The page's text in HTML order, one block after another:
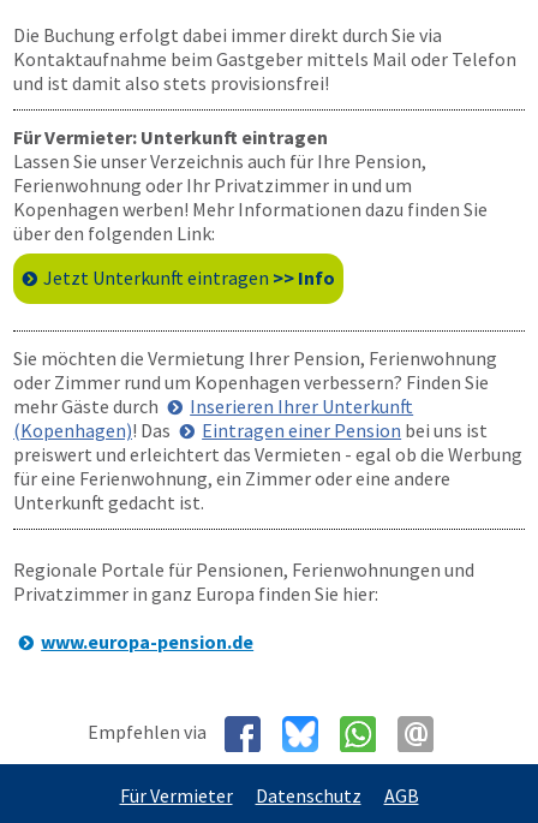
Die Buchung erfolgt dabei immer direkt durch Sie via
Kontaktaufnahme beim Gastgeber mittels Mail oder Telefon
und ist damit also stets provisionsfrei!
Für Vermieter: Unterkunft eintragen
Lassen Sie unser Verzeichnis auch für Ihre Pension,
Ferienwohnung oder Ihr Privatzimmer in und um
Kopenhagen werben! Mehr Informationen dazu finden Sie
über den folgenden Link:
Jetzt Unterkunft eintragen >> Info
Sie möchten die Vermietung Ihrer Pension, Ferienwohnung
oder Zimmer rund um Kopenhagen verbessern? Finden Sie
mehr Gäste durch
Inserieren Ihrer Unterkunft
(Kopenhagen)! Das Eintragen einer Pension bei uns ist
preiswert und erleichtert das Vermieten - egal ob die Werbung
für eine Ferienwohnung, ein Zimmer oder eine andere
Unterkunft gedacht ist.
Regionale Portale für Pensionen, Ferienwohnungen und
Privatzimmer in ganz Europa finden Sie hier:
www.europa-pension.de
Empfehlen via
Für Vermieter Datenschutz
AGB